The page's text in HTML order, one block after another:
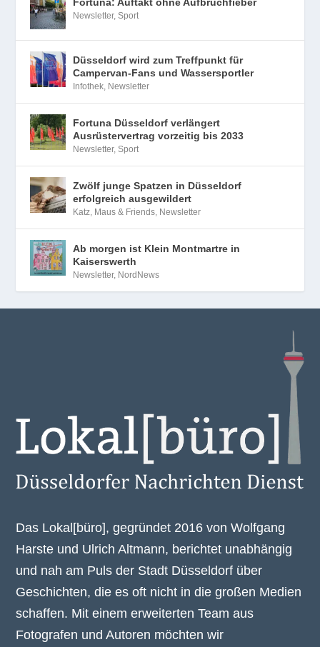
Newsletter,Sport
Düsseldorf wird zum Treffpunkt für
Campervan-Fans und Wassersportler
Infothek, Newsletter
Fortuna Düsseldorf verlängert
Ausrüstervertrag vorzeitig bis 2033
Newsletter,Sport
Zwölf junge Spatzen in Düsseldorf
erfolgreich ausgewildert
Katz, Maus & Friends, Newsletter
Ab morgen ist Klein Montmartre in
Kaiserswerth
Newsletter, NordNews
Das Lokal[büro], gegründet 2016 von Wolfgang
Harste und Ulrich Altmann, berichtet unabhängig
und nah am Puls der Stadt Düsseldorf über
Geschichten, die es oft nicht in die großen Medien
schaffen. Mit einem erweiterten Team aus
Fotografen und Autoren möchten wir